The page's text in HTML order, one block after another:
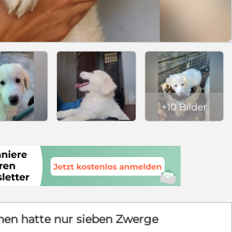
+10 Bilder
hatte nur sieben Zwerge